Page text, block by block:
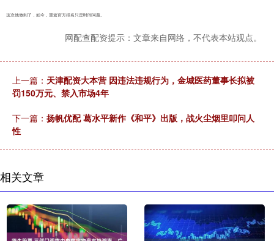
这次他做到了，如今，重返官方排名只是时间问题。
网配查配资提示：文章来自网络，不代表本站观点。
上一篇： 天津配资大本营 因违法违规行为，金城医药董事长拟被
罚150万元、禁入市场4年
下一篇： 扬帆优配 葛水平新作《和平》出版，战火尘烟里叩问人
性
相关文章